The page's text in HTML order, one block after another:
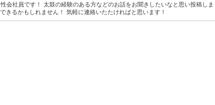
会社員です！ 太鼓の経験のある方などのお話をお聞きしたいなと思い投稿しま
きるかもしれません！ 気軽に連絡いたたければと思います！